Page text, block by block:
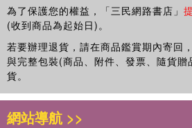
商品規格：15mm×7m
數量：10捲入
產地：日本
適用年齡：九歲以上
用途：個人DIY、美術教材、家居裝飾
為了保護您的權益，「三民網路書店」
(收到商品為起始日)。
若要辦理退貨，請在商品鑑賞期內寄回
與完整包裝(商品、附件、發票、隨貨贈
貨。
網站導航 >>